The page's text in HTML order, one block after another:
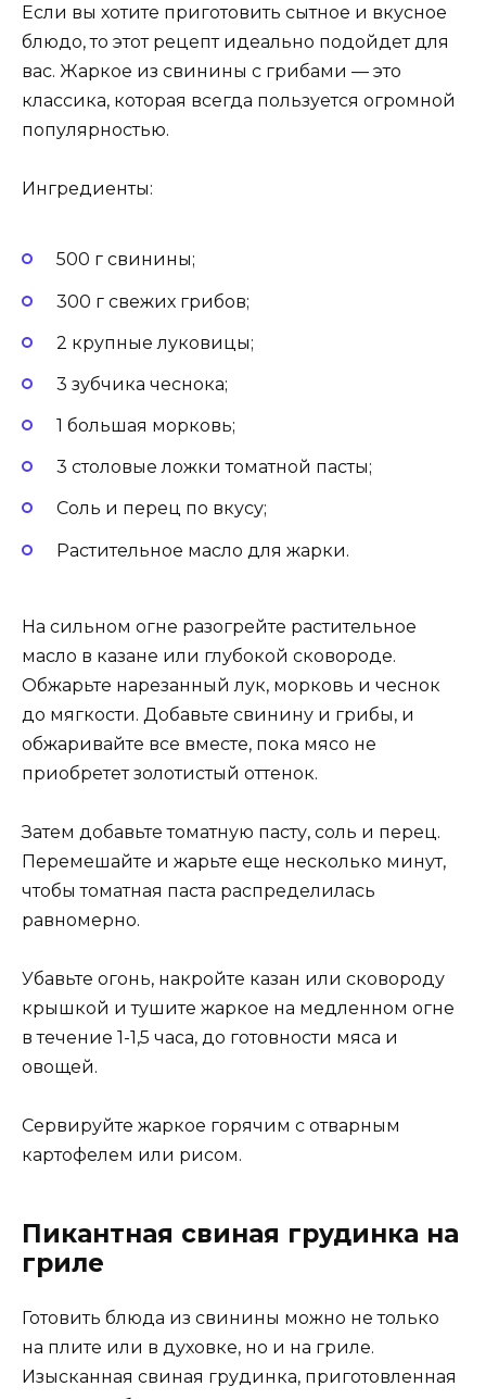
Если вы хотите приготовить сытное и вкусное
блюдо, то этот рецепт идеально подойдет для
вас. Жаркое из свинины с грибами — это
классика, которая всегда пользуется огромной
популярностью.
Ингредиенты:
500 г свинины;
300 г свежих грибов;
2 крупные луковицы;
3 зубчика чеснока;
1 большая морковь;
3 столовые ложки томатной пасты;
Соль и перец по вкусу;
Растительное масло для жарки.
На сильном огне разогрейте растительное
масло в казане или глубокой сковороде.
Обжарьте нарезанный лук, морковь и чеснок
до мягкости. Добавьте свинину и грибы, и
обжаривайте все вместе, пока мясо не
приобретет золотистый оттенок.
Затем добавьте томатную пасту, соль и перец.
Перемешайте и жарьте еще несколько минут,
чтобы томатная паста распределилась
равномерно.
Убавьте огонь, накройте казан или сковороду
крышкой и тушите жаркое на медленном огне
в течение 1-1,5 часа, до готовности мяса и
овощей.
Сервируйте жаркое горячим с отварным
картофелем или рисом.
Пикантная свиная грудинка на
гриле
Готовить блюда из свинины можно не только
на плите или в духовке, но и на гриле.
Изысканная свиная грудинка, приготовленная